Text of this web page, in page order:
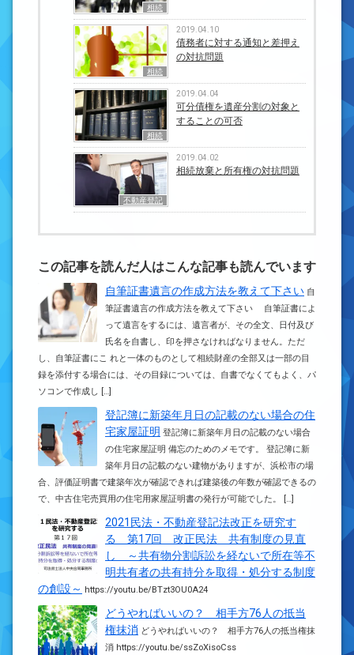
相続
相続
2019.04.10
債務者に対する通知と差押え
の対抗問題
相続
2019.04.04
可分債権を遺産分割の対象と
することの可否
不動産登記
2019.04.02
相続放棄と所有権の対抗問題
この記事を読んだ人はこんな記事も読んでいます
自筆証書遺言の作成方法を教えて下さい 自
筆証書遺言の作成方法を教えて下さい 自筆証書によ
って遺言をするには、遺言者が、その全文、日付及び
氏名を自書し、印を押さなければなりません。ただ
し、自筆証書にこ れと一体のものとして相続財産の全部又は一部の目
録を添付する場合には、その目録については、自書でなくてもよく、パ
ソコンで作成し […]
登記簿に新築年月日の記載のない場合の住
宅家屋証明 登記簿に新築年月日の記載のない場合
の住宅家屋証明 備忘のためのメモです。 登記簿に新
築年月日の記載のない建物がありますが、浜松市の場
合、評価証明書で建築年次が確認できれば建築後の年数が確認できるの
で、中古住宅売買用の住宅用家屋証明書の発行が可能でした。 […]
2021民法・不動産登記法改正を研究す
る 第17回 改正民法 共有制度の見直
し ～共有物分割訴訟を経ないで所在等不
明共有者の共有持分を取得・処分する制度
の創設～ https://youtu.be/BTzt3OU0A24
どうやればいいの？ 相手方76人の抵当
権抹消 どうやればいいの？ 相手方76人の抵当権抹
消 https://youtu.be/ssZoXisoCss